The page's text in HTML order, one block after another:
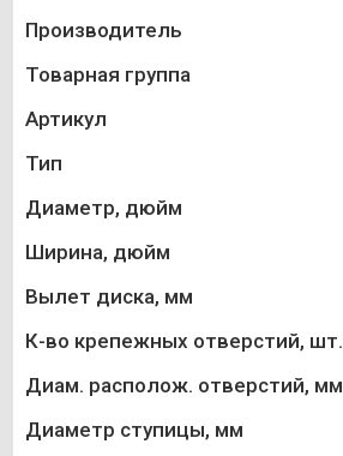
Производитель
Товарная группа
Артикул
Тип
Диаметр, дюйм
Ширина, дюйм
Вылет диска, мм
К-во крепежных отверстий, шт.
Диам. располож. отверстий, мм
Диаметр ступицы, мм